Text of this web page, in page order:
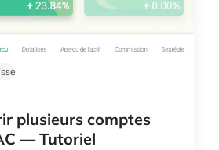
plusieurs comptes
— Tutoriel